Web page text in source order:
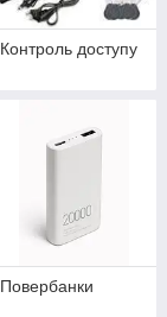
Контроль доступу
Повербанки